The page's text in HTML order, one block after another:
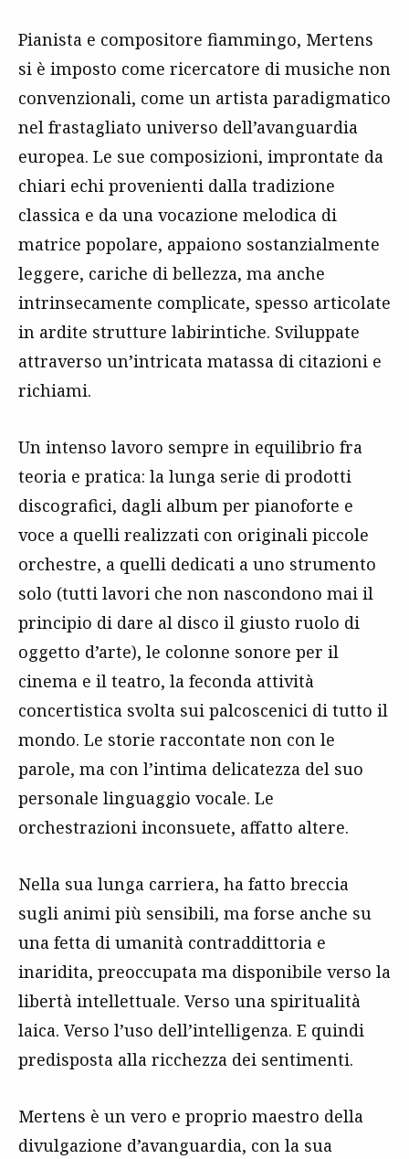
Pianista e compositore fiammingo, Mertens
si è imposto come ricercatore di musiche non
convenzionali, come un artista paradigmatico
nel frastagliato universo dell’avanguardia
europea. Le sue composizioni, improntate da
chiari echi provenienti dalla tradizione
classica e da una vocazione melodica di
matrice popolare, appaiono sostanzialmente
leggere, cariche di bellezza, ma anche
intrinsecamente complicate, spesso articolate
in ardite strutture labirintiche. Sviluppate
attraverso un’intricata matassa di citazioni e
richiami.
Un intenso lavoro sempre in equilibrio fra
teoria e pratica: la lunga serie di prodotti
discografici, dagli album per pianoforte e
voce a quelli realizzati con originali piccole
orchestre, a quelli dedicati a uno strumento
solo (tutti lavori che non nascondono mai il
principio di dare al disco il giusto ruolo di
oggetto d’arte), le colonne sonore per il
cinema e il teatro, la feconda attività
concertistica svolta sui palcoscenici di tutto il
mondo. Le storie raccontate non con le
parole, ma con l’intima delicatezza del suo
personale linguaggio vocale. Le
orchestrazioni inconsuete, affatto altere.
Nella sua lunga carriera, ha fatto breccia
sugli animi più sensibili, ma forse anche su
una fetta di umanità contraddittoria e
inaridita, preoccupata ma disponibile verso la
libertà intellettuale. Verso una spiritualità
laica. Verso l’uso dell’intelligenza. E quindi
predisposta alla ricchezza dei sentimenti.
Mertens è un vero e proprio maestro della
divulgazione d’avanguardia, con la sua